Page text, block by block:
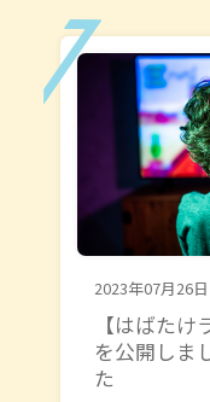
2023年07月26日
【はばたけ
を公開しま